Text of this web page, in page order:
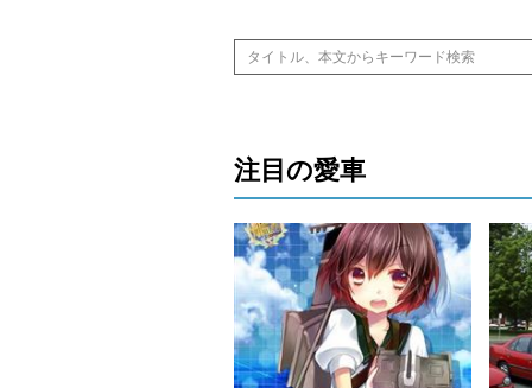
注目の愛車